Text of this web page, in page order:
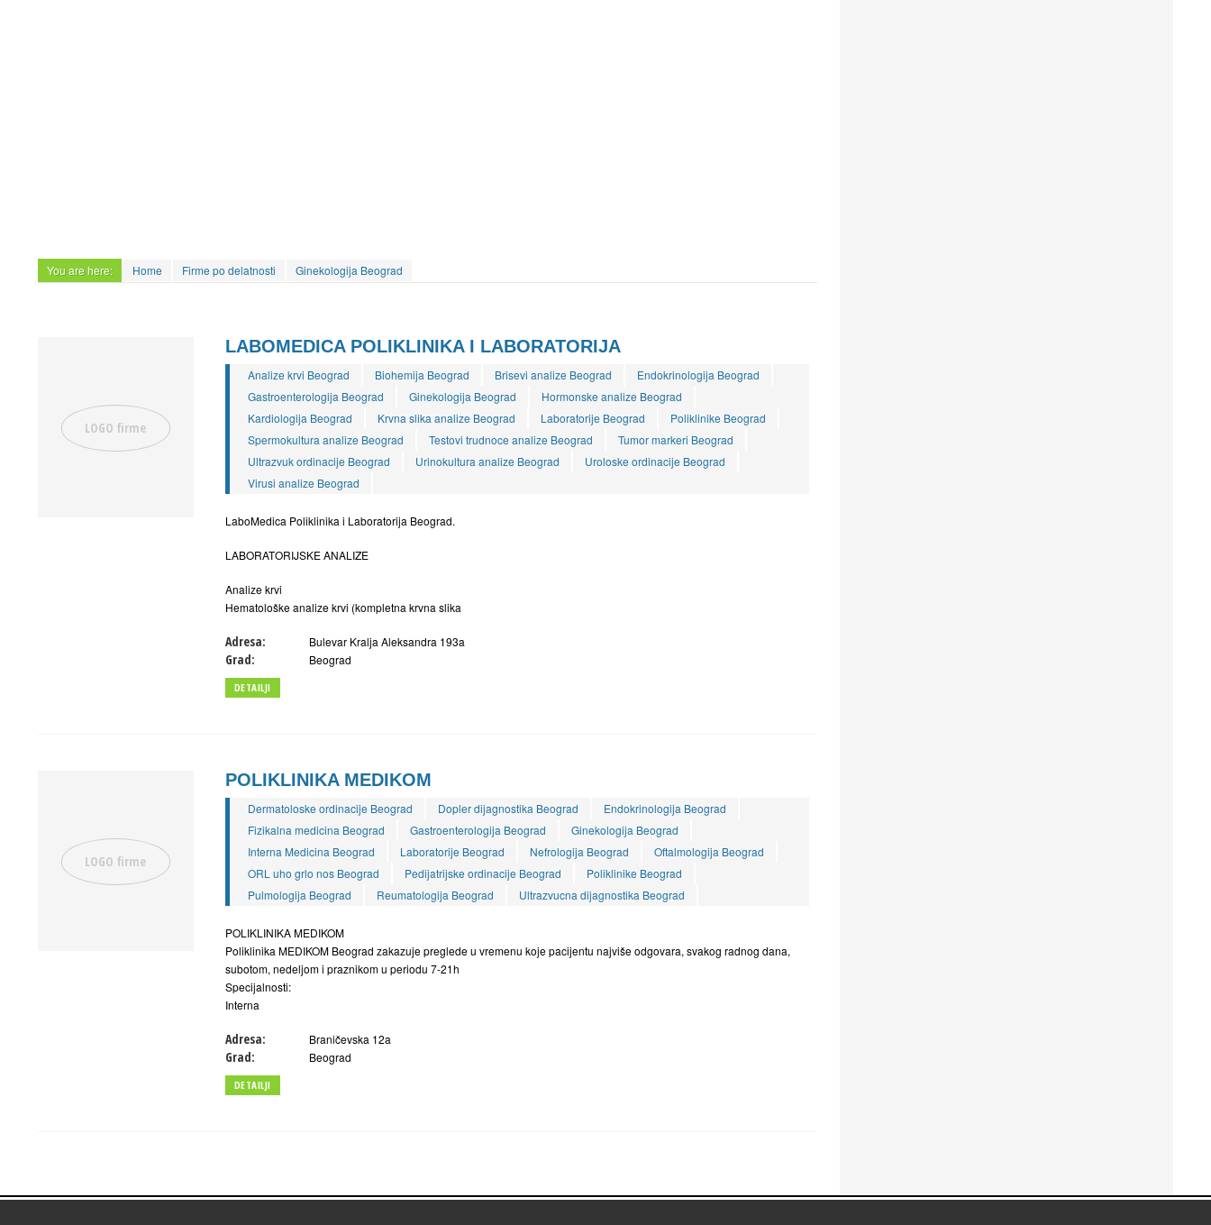
You are here: Home Firme po delatnosti Ginekologija Beograd
LABOMEDICA POLIKLINIKA I LABORATORIJA
Analize krvi Beograd Biohemija Beograd Brisevi analize Beograd
Endokrinologija Beograd
Gastroenterologija Beograd
Ginekologija Beograd
Hormonske analize Beograd
Kardiologija Beograd
Krvna slika analize Beograd Laboratorije Beograd
Poliklinike Beograd
Spermokultura analize Beograd
Testovi trudnoce analize Beograd
Tumor markeri Beograd
Ultrazvuk ordinacije Beograd
Urinokultura analize Beograd
Uroloske ordinacije Beograd
Virusi analize Beograd
LaboMedica Poliklinika i Laboratorija Beograd.
LABORATORIJSKE ANALIZE
Analize krvi
Hematološke analize krvi (kompletna krvna slika
Adresa: Bulevar Kralja Aleksandra 193a
Grad: Beograd
DETAILJI
POLIKLINIKA MEDIKOM
Dermatoloske ordinacije Beograd Dopler dijagnostika Beograd
Endokrinologija Beograd
Fizikalna medicina Beograd
Gastroenterologija Beograd
Ginekologija Beograd
Interna Medicina Beograd
Laboratorije Beograd Nefrologija Beograd
Oftalmologija Beograd
ORL uho grlo nos Beograd
Pedijatrijske ordinacije Beograd
Poliklinike Beograd
Pulmologija Beograd
Reumatologija Beograd Ultrazvucna dijagnostika Beograd
POLIKLINIKA MEDIKOM
Poliklinika MEDIKOM Beograd zakazuje preglede u vremenu koje pacijentu najviše odgovara, svakog radnog dana,
subotom, nedeljom i praznikom u periodu 7-21h
Specijalnosti:
Interna
Adresa: Braničevska 12a
Grad: Beograd
DETAILJI